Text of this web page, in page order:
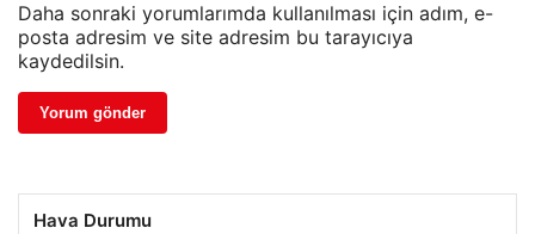
Daha sonraki yorumlarımda kullanılması için adım, e-
posta adresim ve site adresim bu tarayıcıya
kaydedilsin.
Hava Durumu